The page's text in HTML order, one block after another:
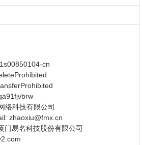
cn
络科技有限公司
zhaoxiu@fmx.cn
门易名科技股份有限公司